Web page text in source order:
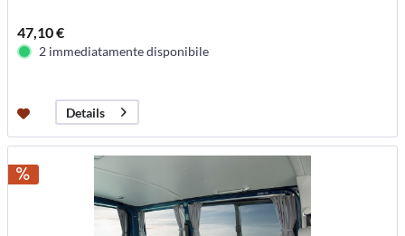
47,10 €
2 immediatamente disponibile
Details